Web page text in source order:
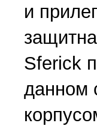
и
Sferick
данном